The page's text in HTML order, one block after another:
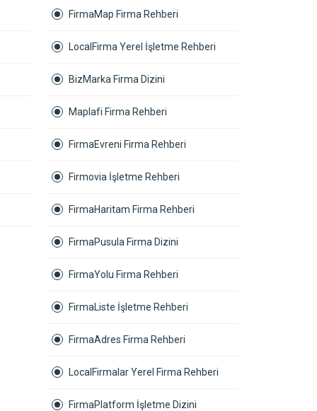
FirmaMap Firma Rehberi
LocalFirma Yerel İşletme Rehberi
BizMarka Firma Dizini
Maplafi Firma Rehberi
FirmaEvreni Firma Rehberi
Firmovia İşletme Rehberi
FirmaHaritam Firma Rehberi
FirmaPusula Firma Dizini
FirmaYolu Firma Rehberi
FirmaListe İşletme Rehberi
FirmaAdres Firma Rehberi
LocalFirmalar Yerel Firma Rehberi
FirmaPlatform İşletme Dizini